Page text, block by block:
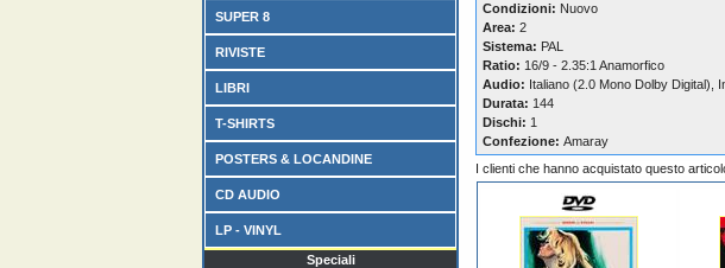
SUPER 8
RIVISTE
LIBRI
T-SHIRTS
POSTERS & LOCANDINE
CD AUDIO
LP - VINYL
Speciali
Condizioni: Nuovo
Area: 2
Sistema: PAL
Ratio: 16/9 - 2.35:1 Anamorfico
Audio: Italiano (2.0 Mono Dolby Digital),
Durata: 144
Dischi: 1
Confezione: Amaray
I clienti che hanno acquistato questo